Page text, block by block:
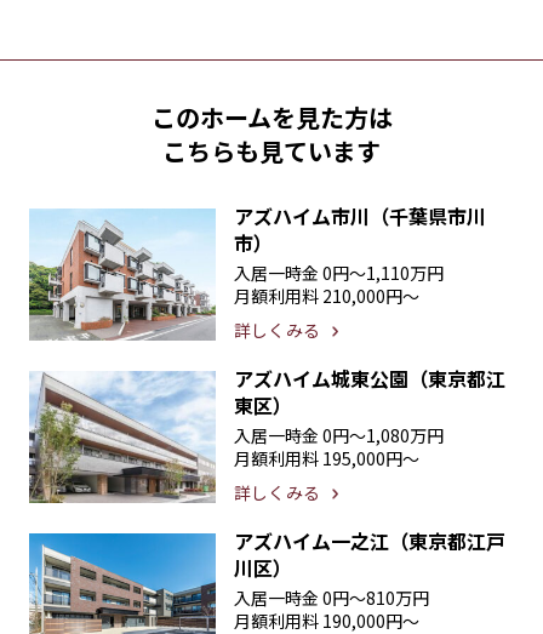
このホームを見た方は
こちらも見ています
アズハイム市川（千葉県市川
市）
入居一時金 0円〜1,110万円
月額利用料 210,000円〜
詳しくみる
アズハイム城東公園（東京都江
東区）
入居一時金 0円〜1,080万円
月額利用料 195,000円〜
詳しくみる
アズハイム一之江（東京都江戸
川区）
入居一時金 0円〜810万円
月額利用料 190,000円〜